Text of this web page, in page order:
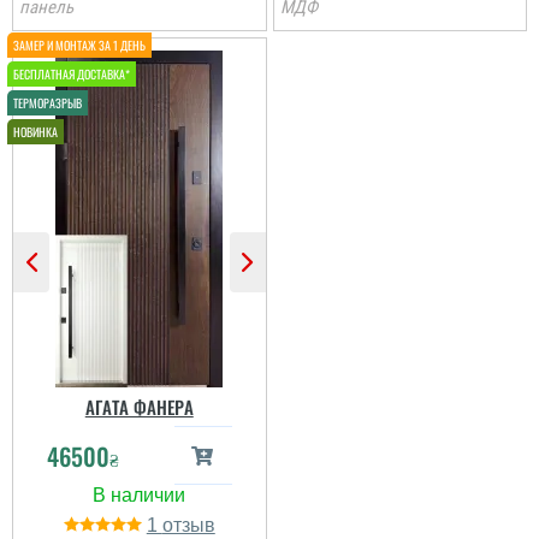
Стільки передивились
варіантів вуличних
дверей різних
виробників і саме цей
виробник нам зайшов
більше по ціні та якості,
отримували товар новою
поштою. все приїхало
вчано та ціле. Двері ну
просто тов...
панель
МДФ
АГАТА ФАНЕРА
46500₴
1